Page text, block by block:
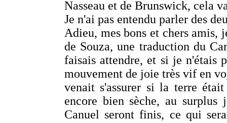
Nasseau et de Brunswick, cela
Je n'ai pas entendu parler des
Adieu, mes bons et chers
de Souza, une traduction du
faisais attendre, et si je n'étais
mouvement de joie très vif en
venait s'assurer si la terre
encore bien sèche, au
Canuel seront finis, ce qui